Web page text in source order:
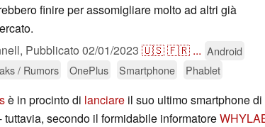
finire per assomigliare molto ad altri già
Pubblicato 02/01/2023 🇺🇸🇫🇷 ... Android
/ Rumors OnePlus Smartphone Phablet
è in procinto di lanciare il suo ultimo smartphone
tuttavia, secondo il formidabile informatore